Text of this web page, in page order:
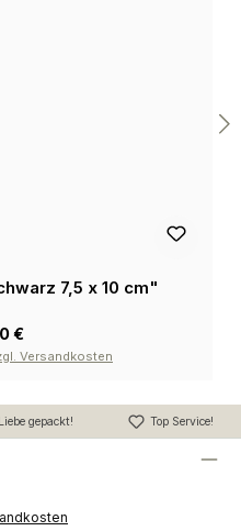
7,5 x 10 cm"
€
Versandkosten
gepackt! Top Service!